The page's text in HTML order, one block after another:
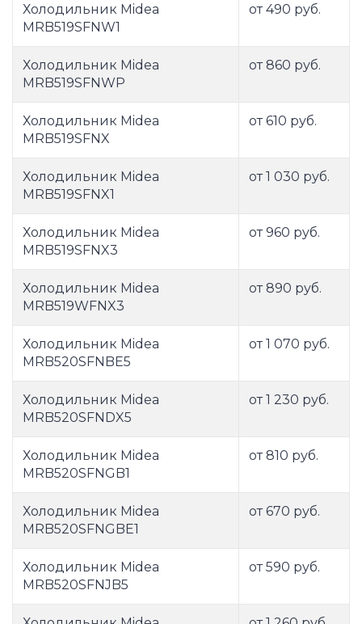
Холодильник Midea
MRB519SFNW1
от 490 руб.
Холодильник Midea
MRB519SFNWP
от 860 руб.
Холодильник Midea
MRB519SFNX
от 610 руб.
Холодильник Midea
MRB519SFNX1
от 1 030 руб.
Холодильник Midea
MRB519SFNX3
от 960 руб.
Холодильник Midea
MRB519WFNX3
от 890 руб.
Холодильник Midea
MRB520SFNBE5
от 1 070 руб.
Холодильник Midea
MRB520SFNDX5
от 1 230 руб.
Холодильник Midea
MRB520SFNGB1
от 810 руб.
Холодильник Midea
MRB520SFNGBE1
от 670 руб.
Холодильник Midea
MRB520SFNJB5
от 590 руб.